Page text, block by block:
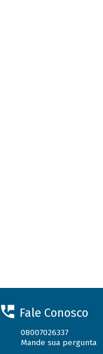
Fale Conosco
08007026337
Mande sua pergunta